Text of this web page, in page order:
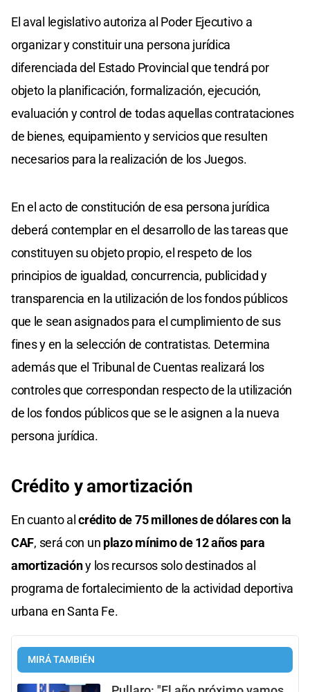
El aval legislativo autoriza al Poder Ejecutivo a
organizar y constituir una persona jurídica
diferenciada del Estado Provincial que tendrá por
objeto la planificación, formalización, ejecución,
evaluación y control de todas aquellas contrataciones
de bienes, equipamiento y servicios que resulten
necesarios para la realización de los Juegos.
En el acto de constitución de esa persona jurídica
deberá contemplar en el desarrollo de las tareas que
constituyen su objeto propio, el respeto de los
principios de igualdad, concurrencia, publicidad y
transparencia en la utilización de los fondos públicos
que le sean asignados para el cumplimiento de sus
fines y en la selección de contratistas. Determina
además que el Tribunal de Cuentas realizará los
controles que correspondan respecto de la utilización
de los fondos públicos que se le asignen a la nueva
persona jurídica.
Crédito y amortización
En cuanto alcrédito de 75 millones de dólares con la
CAF, será con un plazo mínimo de 12 años para
amortizacióny los recursos solo destinados al
programa de fortalecimiento de la actividad deportiva
urbana en Santa Fe.
MIRÁ TAMBIÉN